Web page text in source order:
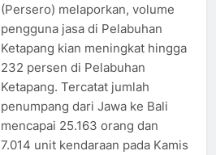
(Persero) melaporkan, volume
pengguna jasa di Pelabuhan
Ketapang kian meningkat hingga
232 persen di Pelabuhan
Ketapang. Tercatat jumlah
penumpang dari Jawa ke Bali
mencapai 25.163 orang dan
7.014 unit kendaraan pada Kamis